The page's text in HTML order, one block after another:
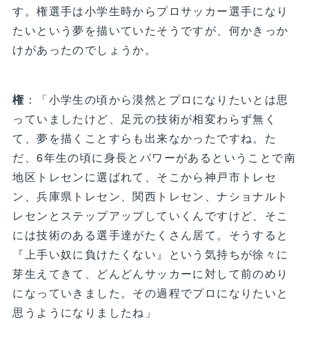
す。権選手は小学生時からプロサッカー選手になり
たいという夢を描いていたそうですが、何かきっか
けがあったのでしょうか。
権 ：「小学生の頃から漠然とプロになりたいとは思
っていましたけど、足元の技術が相変わらず無く
て、夢を描くことすらも出来なかったですね。た
だ、6年生の頃に身長とパワーがあるということで南
地区トレセンに選ばれて、そこから神戸市トレセ
ン、兵庫県トレセン、関西トレセン、ナショナルト
レセンとステップアップしていくんですけど、そこ
には技術のある選手達がたくさん居て。そうすると
『上手い奴に負けたくない』という気持ちが徐々に
芽生えてきて、どんどんサッカーに対して前のめり
になっていきました。その過程でプロになりたいと
思うようになりましたね」